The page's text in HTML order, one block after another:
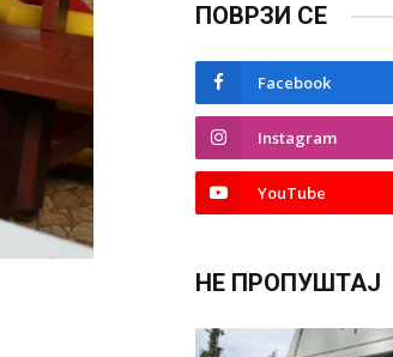
ПОВРЗИ СЕ
Facebook
Instagram
YouTube
НЕ ПРОПУШТАЈ